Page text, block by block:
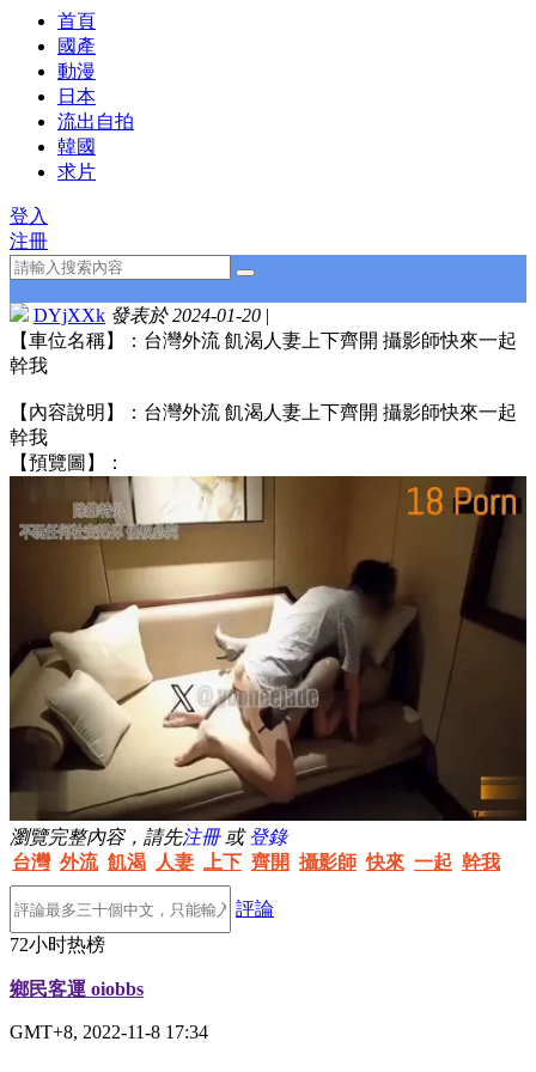
首頁
國產
動漫
日本
流出自拍
韓國
求片
登入
注冊
DYjXXk 發表於 2024-01-20 |
【車位名稱】：台灣外流 飢渴人妻上下齊開 攝影師快來一起
幹我
【內容說明】：台灣外流 飢渴人妻上下齊開 攝影師快來一起
幹我
【預覽圖】：
瀏覽完整內容，請先注冊或登錄
台灣 外流 飢渴 人妻 上下 齊開 攝影師 快來 一起 幹我
評論
72小时热榜
鄉民客運 oiobbs
GMT+8, 2022-11-8 17:34